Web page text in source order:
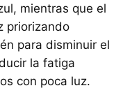
mientras que el
priorizando
para disminuir el
la fatiga
con poca luz.